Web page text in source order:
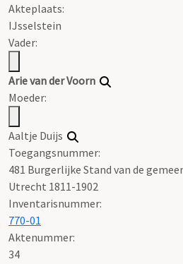
Akteplaats:
IJsselstein
Vader:
ArievanderVoorn
Moeder:
Aaltje Duijs
Toegangsnummer:
481 Burgerlijke Stand van de
Utrecht 1811-1902
Inventarisnummer:
770-01
Aktenummer:
34